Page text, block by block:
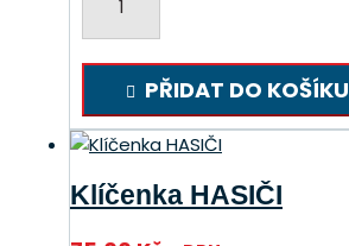
HASIČI
dětský
množství
PŘIDAT DO KOŠÍKU
Klíčenka HASIČI